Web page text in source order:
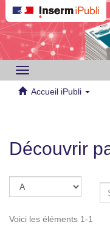
Toggle
navigation
Accueil iPubli
Découvrir
Voici les éléments 1-1